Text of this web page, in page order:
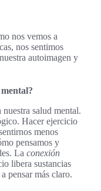
nos vemos a
nos sentimos
autoimagen y
salud mental.
Hacer ejercicio
menos
pensamos y
La conexión
libera sustancias
pensar más claro.